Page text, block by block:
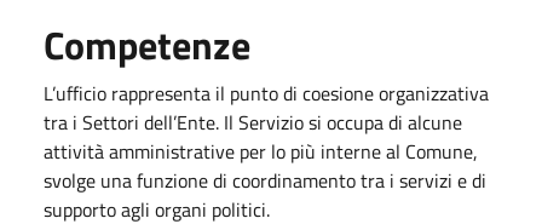
Competenze
L’ufficio rappresenta il punto di coesione organizzativa
tra i Settori dell’Ente. Il Servizio si occupa di alcune
attività amministrative per lo più interne al Comune,
svolge una funzione di coordinamento tra i servizi e di
supporto agli organi politici.